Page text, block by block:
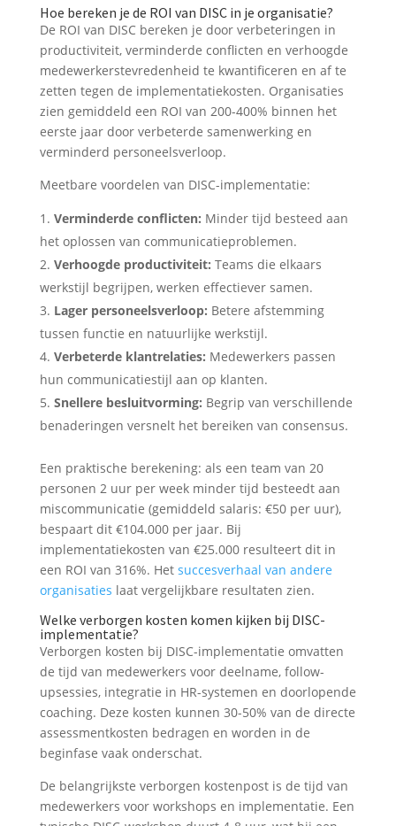
Hoe bereken je de ROI van DISC in je organisatie?
De ROI van DISC bereken je door verbeteringen in
productiviteit, verminderde conflicten en verhoogde
medewerkerstevredenheid te kwantificeren en af te
zetten tegen de implementatiekosten. Organisaties
zien gemiddeld een ROI van 200-400% binnen het
eerste jaar door verbeterde samenwerking en
verminderd personeelsverloop.
Meetbare voordelen van DISC-implementatie:
Verminderde conflicten: Minder tijd besteed aan
het oplossen van communicatieproblemen.
Verhoogde productiviteit: Teams die elkaars
werkstijl begrijpen, werken effectiever samen.
Lager personeelsverloop: Betere afstemming
tussen functie en natuurlijke werkstijl.
Verbeterde klantrelaties: Medewerkers passen
hun communicatiestijl aan op klanten.
Snellere besluitvorming: Begrip van verschillende
benaderingen versnelt het bereiken van consensus.
Een praktische berekening: als een team van 20
personen 2 uur per week minder tijd besteedt aan
miscommunicatie (gemiddeld salaris: €50 per uur),
bespaart dit €104.000 per jaar. Bij
implementatiekosten van €25.000 resulteert dit in
een ROI van 316%. Het succesverhaal van andere
organisaties laat vergelijkbare resultaten zien.
Welke verborgen kosten komen kijken bij DISC-
implementatie?
Verborgen kosten bij DISC-implementatie omvatten
de tijd van medewerkers voor deelname, follow-
upsessies, integratie in HR-systemen en doorlopende
coaching. Deze kosten kunnen 30-50% van de directe
assessmentkosten bedragen en worden in de
beginfase vaak onderschat.
De belangrijkste verborgen kostenpost is de tijd van
medewerkers voor workshops en implementatie. Een